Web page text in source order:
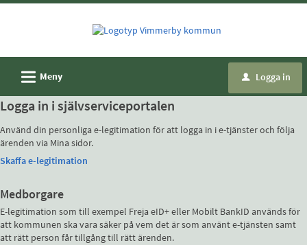
Välkommen
tjänster
Vimmerby
kommun
L Meny u Logga in
Logga in i självserviceportalen
Använd din personliga e-legitimation för att logga in i e-tjänster och följa
ärenden via Mina sidor.
Skaffa e-legitimation
Medborgare
E-legitimation som till exempel Freja eID+ eller Mobilt BankID används för
att kommunen ska vara säker på vem det är som använt e-tjänsten samt
att rätt person får tillgång till rätt ärenden.